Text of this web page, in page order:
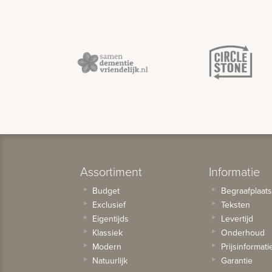
Assortiment
Budget
Exclusief
Eigentijds
Klassiek
Modern
Natuurlijk
Informatie
Teksten
Levertijd
Onderhoud
Garantie